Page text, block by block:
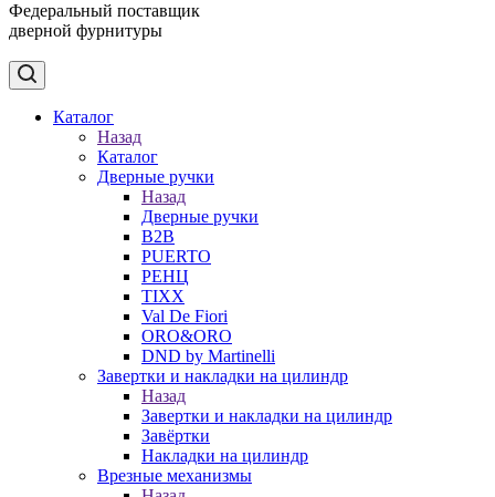
Федеральный поставщик
дверной фурнитуры
Каталог
Назад
Каталог
Дверные ручки
Назад
Дверные ручки
B2B
PUERTO
РЕНЦ
TIXX
Val De Fiori
ORO&ORO
DND by Martinelli
Завертки и накладки на цилиндр
Назад
Завертки и накладки на цилиндр
Завёртки
Накладки на цилиндр
Врезные механизмы